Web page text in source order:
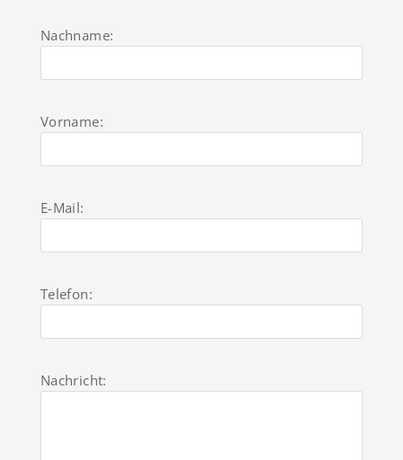
Nachname:
Vorname:
E-Mail:
Telefon:
Nachricht: